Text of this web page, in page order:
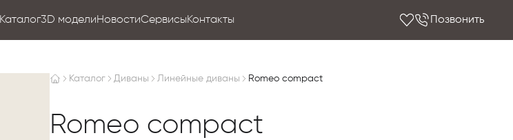
Каталог3D моделиНовостиСервисыКонтакты Позвонить
Каталог Диваны Линейные диваны Romeo compact
Romeo compact